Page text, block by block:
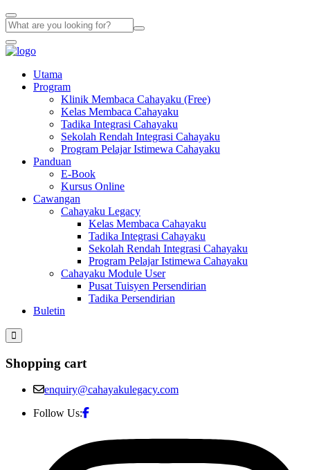
Utama
Program
Klinik Membaca Cahayaku (Free)
Kelas Membaca Cahayaku
Tadika Integrasi Cahayaku
Sekolah Rendah Integrasi Cahayaku
Program Pelajar Istimewa Cahayaku
Panduan
E-Book
Kursus Online
Cawangan
Cahayaku Legacy
Kelas Membaca Cahayaku
Tadika Integrasi Cahayaku
Sekolah Rendah Integrasi Cahayaku
Program Pelajar Istimewa Cahayaku
Cahayaku Module User
Pusat Tuisyen Persendirian
Tadika Persendirian
Buletin
Shopping cart
enquiry@cahayakulegacy.com
Follow Us: